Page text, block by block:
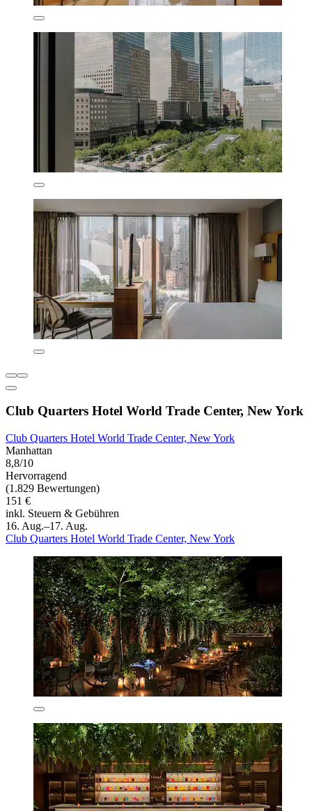
Club Quarters Hotel World Trade Center, New York
Club Quarters Hotel World Trade Center, New York
Manhattan
8,8/10
Hervorragend
(1.829 Bewertungen)
151 €
inkl. Steuern & Gebühren
16. Aug.–17. Aug.
Club Quarters Hotel World Trade Center, New York